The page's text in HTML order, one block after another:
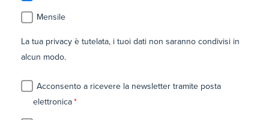
Mensile
La tua privacy è tutelata, i tuoi dati non saranno condivisi in
alcun modo.
Acconsento a ricevere la newsletter tramite posta
elettronica*